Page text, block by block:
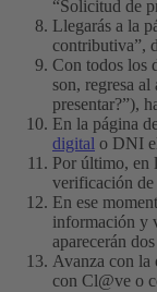
“Solicitud de
Llegarás a la
contributiva”,
Con todos los
son, regresa
presentar?”),
En la página
digital o DNI
Por último, en
verificación de
En ese
información y
aparecerán
Avanza con la
con Cl@ve o